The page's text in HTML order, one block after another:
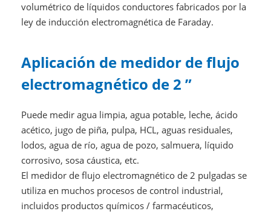
volumétrico de líquidos conductores fabricados por la
ley de inducción electromagnética de Faraday.
Aplicación de medidor de flujo
electromagnético de 2 ”
Puede medir agua limpia, agua potable, leche, ácido
acético, jugo de piña, pulpa, HCL, aguas residuales,
lodos, agua de río, agua de pozo, salmuera, líquido
corrosivo, sosa cáustica, etc.
El medidor de flujo electromagnético de 2 pulgadas se
utiliza en muchos procesos de control industrial,
incluidos productos químicos / farmacéuticos,